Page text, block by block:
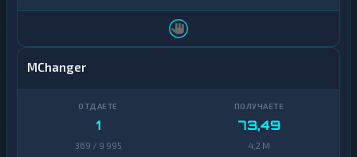
MChanger
1
369 / 9 995
73,49
4,2 M